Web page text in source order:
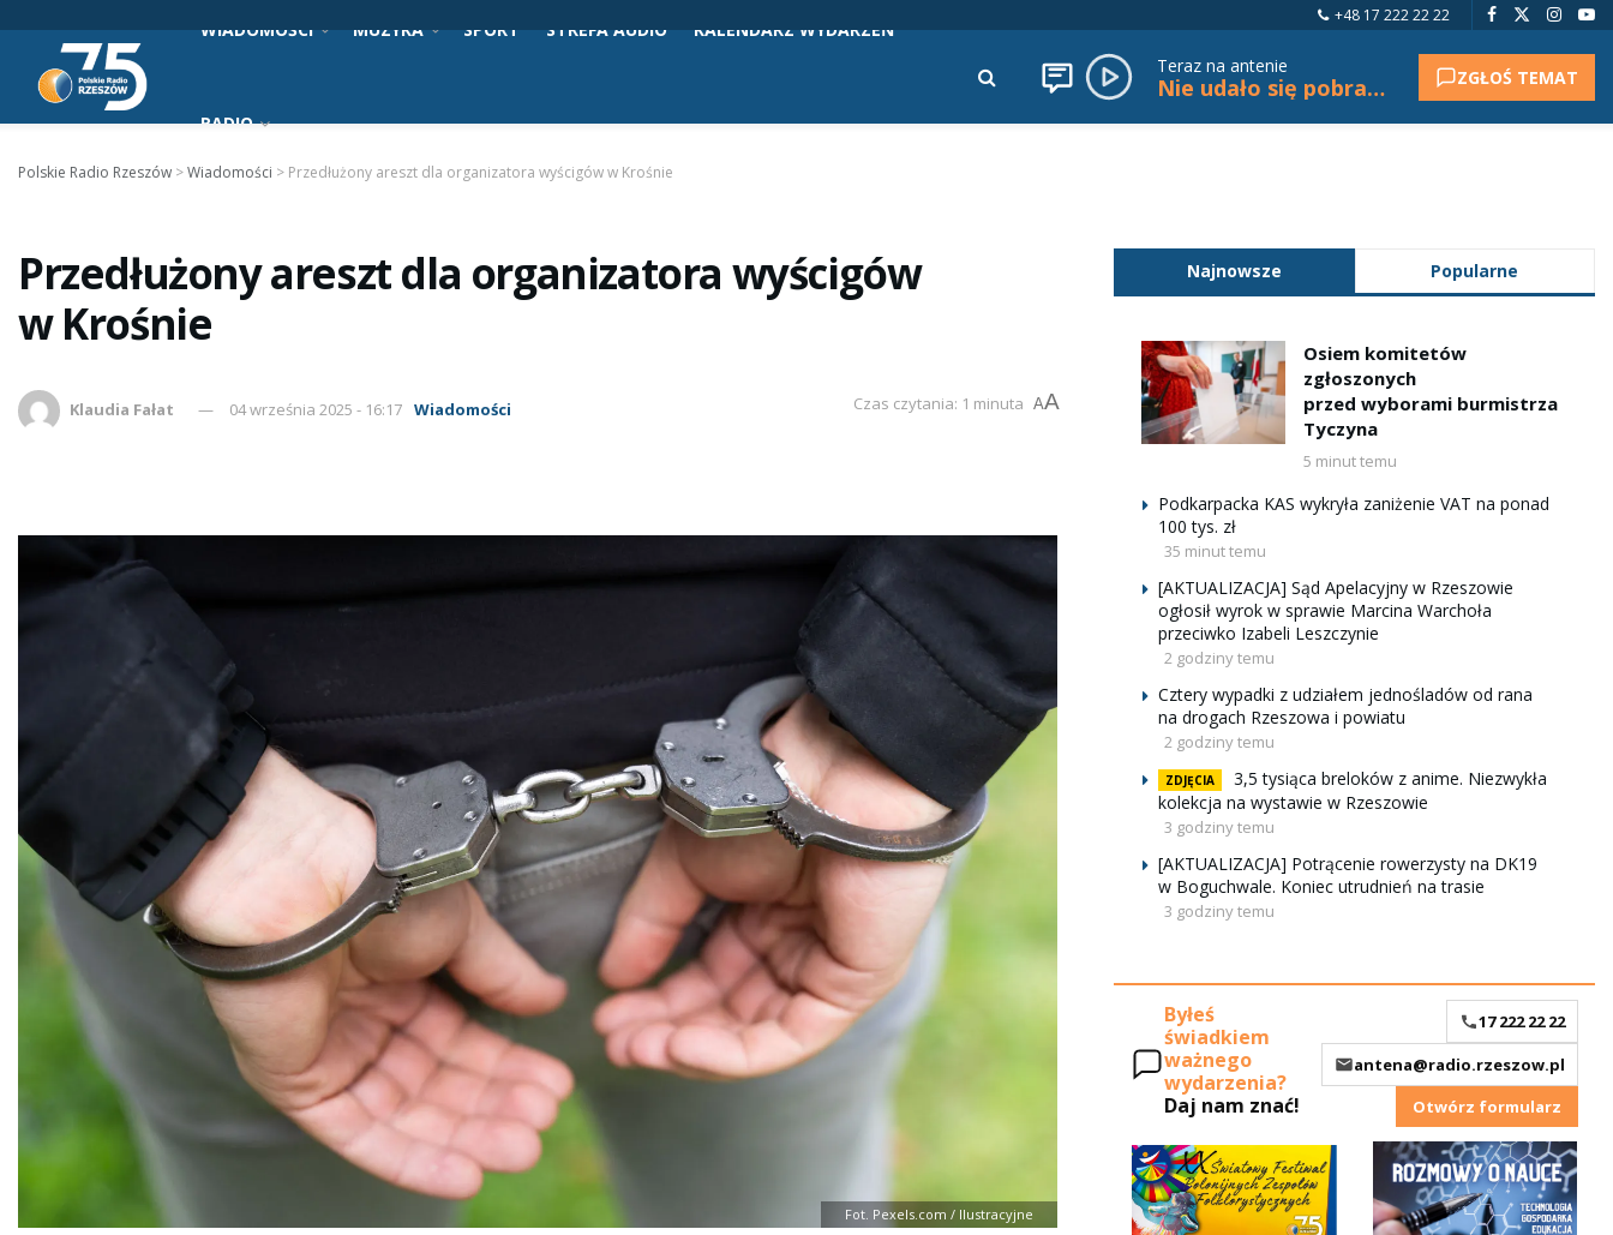
+48 17 222 22 22
WIADOMOŚCI MUZYKA SPORT STREFA AUDIO KALENDARZ WYDARZEŃ
RADIO
Teraz na antenie
Nie udało się pobrać tytułu. ZGŁOŚ TEMAT
Polskie Radio Rzeszów >Wiadomości > Przedłużony areszt dla organizatora wyścigów w Krośnie
Przedłużony areszt dla organizatora wyścigów
w Krośnie
Klaudia Fałat 04 września 2025 - 16:17 Wiadomości Czas czytania: 1 minuta AA
Fot. Pexels.com / Ilustracyjne
Najnowsze Popularne
Osiem komitetów
zgłoszonych
przed wyborami burmistrza
Tyczyna
5 minut temu
Podkarpacka KAS wykryła zaniżenie VAT na ponad
100 tys. zł
35 minut temu
[AKTUALIZACJA] Sąd Apelacyjny w Rzeszowie
ogłosił wyrok w sprawie Marcina Warchoła
przeciwko Izabeli Leszczynie
2 godziny temu
Cztery wypadki z udziałem jednośladów od rana
na drogach Rzeszowa i powiatu
2 godziny temu
ZDJĘCIA
3,5 tysiąca breloków z anime. Niezwykła
kolekcja na wystawie w Rzeszowie
3 godziny temu
[AKTUALIZACJA] Potrącenie rowerzysty na DK19
w Boguchwale. Koniec utrudnień na trasie
3 godziny temu
Byłeś
świadkiem
ważnego
wydarzenia?
Daj nam znać!
17 222 22 22
antena@radio.rzeszow.pl
Otwórz formularz